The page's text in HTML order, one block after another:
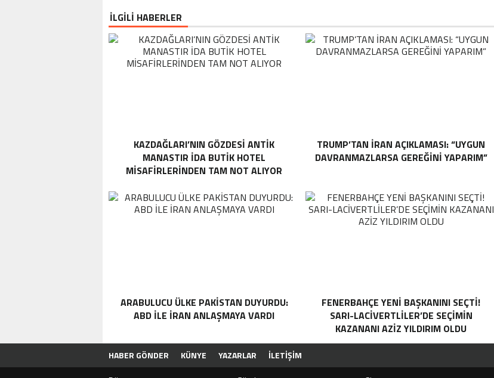
İLGİLİ HABERLER
KAZDAĞLARI’NIN GÖZDESI ANTIK
MANASTIR İDA BUTIK HOTEL
MISAFIRLERINDEN TAM NOT ALIYOR
TRUMP’TAN İRAN AÇIKLAMASI: “UYGUN
DAVRANMAZLARSA GEREĞINI YAPARIM”
ARABULUCU ÜLKE PAKISTAN DUYURDU:
ABD ILE İRAN ANLAŞMAYA VARDI
FENERBAHÇE YENI BAŞKANINI SEÇTI!
SARI-LACIVERTLILER’DE SEÇIMIN
KAZANANI AZIZ YILDIRIM OLDU
HABER GÖNDER KÜNYE YAZARLAR
İLETIŞIM